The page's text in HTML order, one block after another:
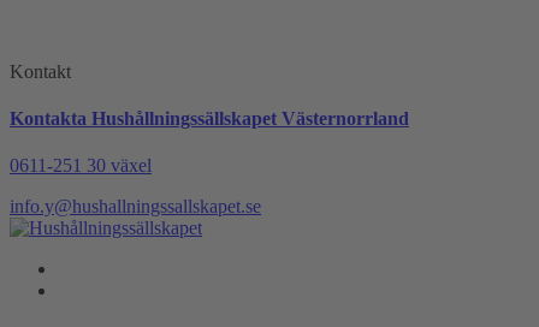
Kontakt
Kontakta Hushållningssällskapet Västernorrland
0611-251 30 växel
info.y@hushallningssallskapet.se